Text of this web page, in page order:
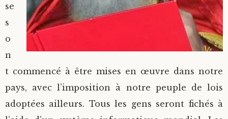
se
s
o
n
t commencé à être mises en œuvre dans notre
pays, avec l’imposition à notre peuple de lois
adoptées ailleurs. Tous les gens seront fichés à